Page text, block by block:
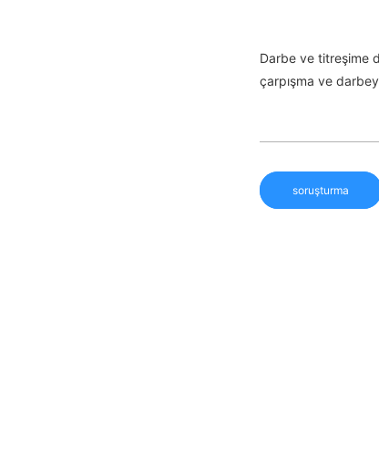
Darbe ve titreşime
çarpışma ve
soruşturma